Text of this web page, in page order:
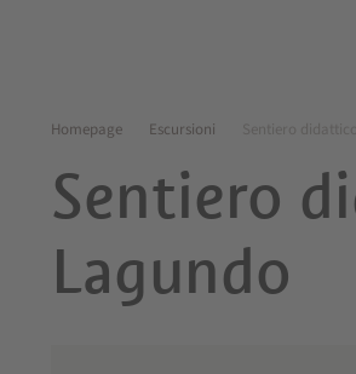
Homepage Escursioni
Sentiero
Lagundo